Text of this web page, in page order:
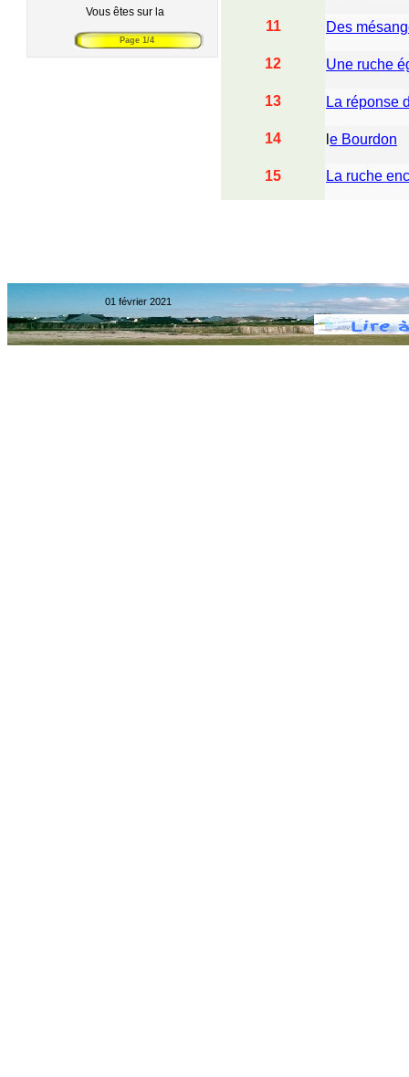
01 février 2021
11 Des
12 Une ruche
13 La réponse
14 e Bourdon
15 La ruche
Page 1/4
Vous êtes sur la